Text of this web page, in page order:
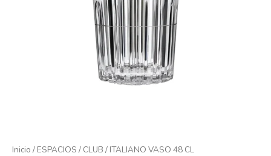
Inicio / ESPACIOS / CLUB / ITALIANO VASO 48 CL